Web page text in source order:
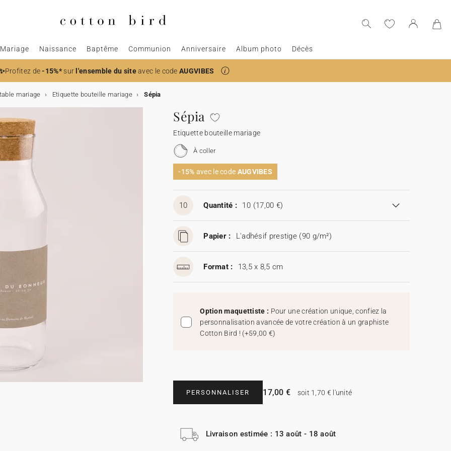
Mariage Naissance Baptême Communion Anniversaire Album photo Décès
Profitez de-15%*surl'ensemble du siteavec le code AUGVIBES
mariage Etiquette bouteille mariage Sépia
Sépia
Etiquette bouteille mariage
À coller
-15% avec le code AUGVIBES
10 Quantité : 10 (17,00 €)
Papier : L'adhésif prestige (90 g/m²)
Format : 13,5 x 8,5 cm
Option maquettiste : Pour une création unique, confiez la
personnalisation avancée de votre création à un graphiste
Cotton Bird ! (+59,00 €)
PERSONNALISER 17,00 € soit 1,70 € l'unité
Livraison estimée : 13 août - 18 août